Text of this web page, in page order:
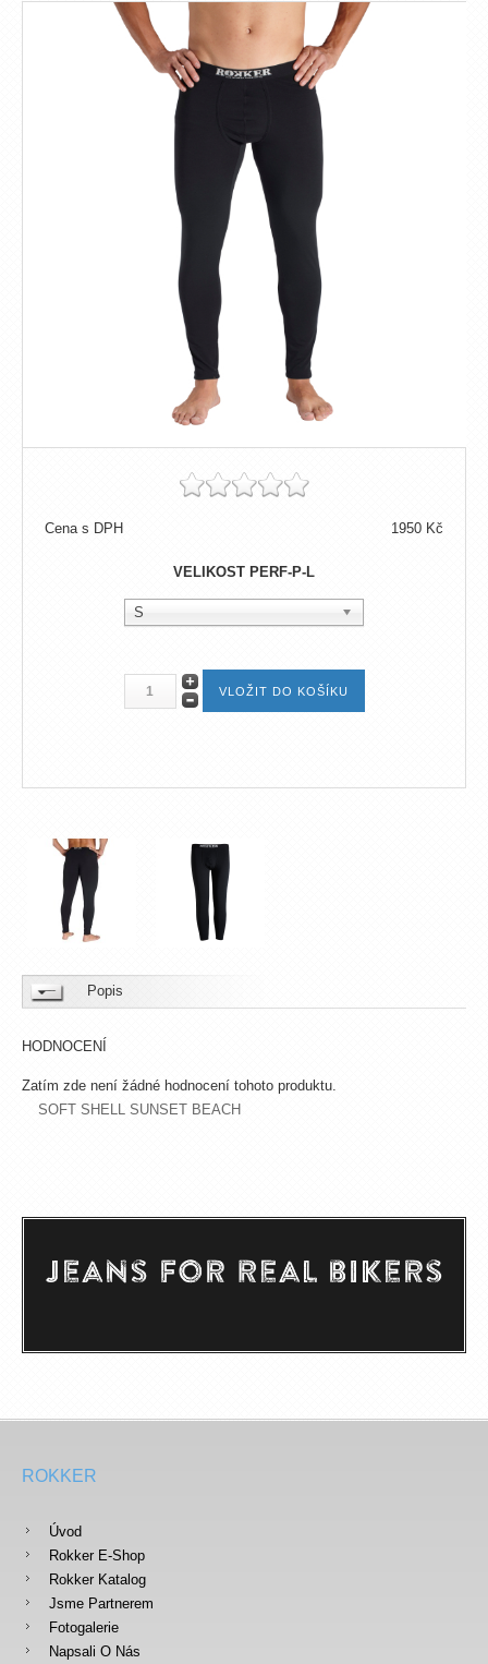
Cena s DPH 1950 Kč
VELIKOST PERF-P-L
S
Popis
HODNOCENÍ
Zatím zde není žádné hodnocení tohoto produktu.
SOFT SHELL SUNSET BEACH
ROKKER
Úvod
Rokker E-Shop
Rokker Katalog
Jsme Partnerem
Fotogalerie
Napsali O Nás